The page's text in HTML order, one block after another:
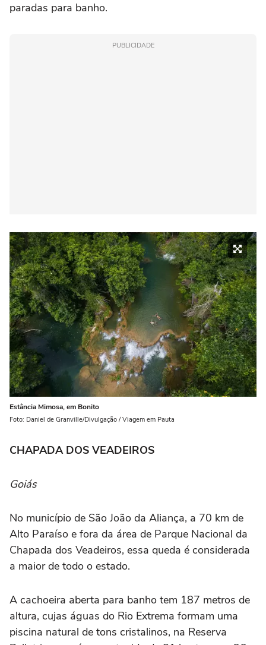
paradas para banho.
PUBLICIDADE
Estância Mimosa, em Bonito
Foto: Daniel de Granville/Divulgação / Viagem em Pauta
CHAPADA DOS VEADEIROS
Goiás
No município de São João da Aliança, a 70 km de
Alto Paraíso e fora da área de Parque Nacional da
Chapada dos Veadeiros, essa queda é considerada
a maior de todo o estado.
A cachoeira aberta para banho tem 187 metros de
altura, cujas águas do Rio Extrema formam uma
piscina natural de tons cristalinos, na Reserva